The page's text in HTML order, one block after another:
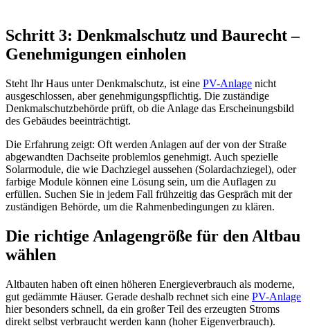
Schritt 3: Denkmalschutz und Baurecht –
Genehmigungen einholen
Steht Ihr Haus unter Denkmalschutz, ist eine PV-Anlage nicht
ausgeschlossen, aber genehmigungspflichtig. Die zuständige
Denkmalschutzbehörde prüft, ob die Anlage das Erscheinungsbild
des Gebäudes beeinträchtigt.
Die Erfahrung zeigt: Oft werden Anlagen auf der von der Straße
abgewandten Dachseite problemlos genehmigt. Auch spezielle
Solarmodule, die wie Dachziegel aussehen (Solardachziegel), oder
farbige Module können eine Lösung sein, um die Auflagen zu
erfüllen. Suchen Sie in jedem Fall frühzeitig das Gespräch mit der
zuständigen Behörde, um die Rahmenbedingungen zu klären.
Die richtige Anlagengröße für den Altbau
wählen
Altbauten haben oft einen höheren Energieverbrauch als moderne,
gut gedämmte Häuser. Gerade deshalb rechnet sich eine PV-Anlage
hier besonders schnell, da ein großer Teil des erzeugten Stroms
direkt selbst verbraucht werden kann (hoher Eigenverbrauch).